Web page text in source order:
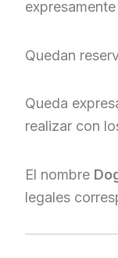
Quedan
Queda
realizar con
El nombre
legales